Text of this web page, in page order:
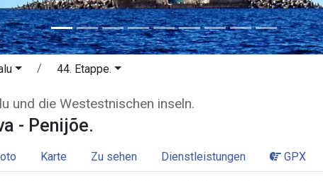
44. Etappe.
- Penijõe. Der nationalpark
und die Westestnischen inseln.
- Penijõe.
Karte Zu sehen Dienstleistungen GPX